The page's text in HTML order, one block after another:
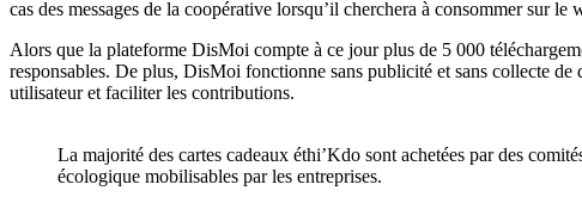
cas des messages de la coopérative lorsqu’il cherchera à consommer sur
Alors que la plateforme DisMoi compte à ce jour plus de 5 000
responsables. De plus, DisMoi fonctionne sans publicité et sans collecte
utilisateur et faciliter les contributions.
La majorité des cartes cadeaux éthi’Kdo sont achetées par des
écologique mobilisables par les entreprises.